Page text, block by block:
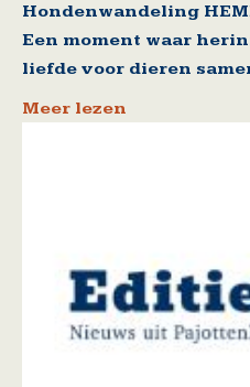
Hondenwandeling
Een moment waar
liefde voor dieren
Meer lezen